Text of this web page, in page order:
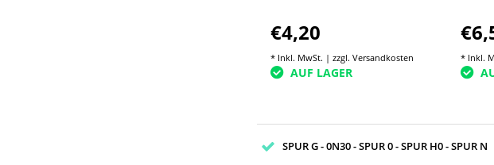
€4,20
* Inkl. MwSt. | zzgl. Versandkosten
AUF LAGER
* Inkl.
SPUR G - 0N30 - SPUR 0 - SPUR H0 - SPUR N